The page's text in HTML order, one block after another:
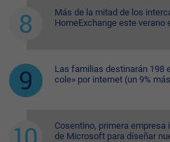
Más de la mitad de los
HomeExchange este verano
Las familias destinarán 198
cole» por internet (un 9%
Cosentino, primera
de Microsoft para diseñar